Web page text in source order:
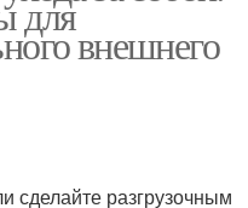
для
внешнего
сделайте разгрузочным